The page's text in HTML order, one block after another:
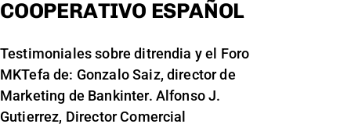
COOPERATIVO ESPAÑOL
Testimoniales sobre ditrendia y el Foro
MKTefa de: Gonzalo Saiz, director de
Marketing de Bankinter. Alfonso J.
Gutierrez, Director Comercial